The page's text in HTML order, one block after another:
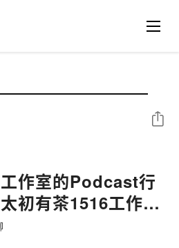
作室的Podcast行
初有茶1516工作
Share